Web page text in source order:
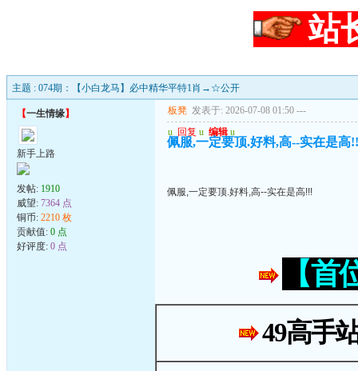
站
主题 : 074期：【小白龙马】必中精华平特1肖→☆公开
【一生情缘】
新手上路
发帖: 1910
威望: 7364 点
铜币: 2210 枚
贡献值: 0 点
好评度: 0 点
板凳 发表于: 2026-07-08 01:50 ---
u 回复 u 编辑 u
佩服,一定要顶.好料,高--实在是高
佩服,一定要顶.好料,高--实在是高!!!
【
49高手